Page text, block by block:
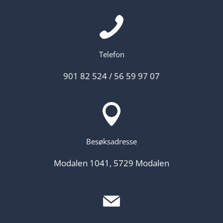
Telefon
901 82 524/ 56 59 97 07
Besøksadresse
Modalen 1041, 5729 Modalen